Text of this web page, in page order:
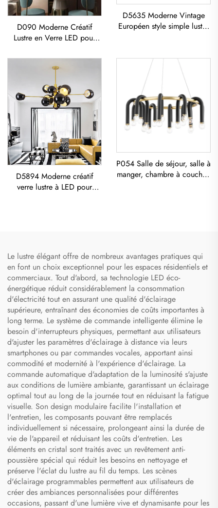
D090 Moderne Créatif
Lustre en Verre LED pour
Chambre
D5635 Moderne Vintage
Européen style simple lustre
à LED
D5894 Moderne créatif
verre lustre à LED pour
P054 Salle de séjour, salle à
manger, chambre à coucher,
Le lustre élégant offre de nombreux avantages pratiques qui
en font un choix exceptionnel pour les espaces résidentiels et
commerciaux. Tout d'abord, sa technologie LED éco-
énergétique réduit considérablement la consommation
d'électricité tout en assurant une qualité d'éclairage
supérieure, entraînant des économies de coûts importantes à
long terme. Le système de commande intelligente élimine le
besoin d'interrupteurs physiques, permettant aux utilisateurs
d'ajuster les paramètres d'éclairage à distance via leurs
smartphones ou par commandes vocales, apportant ainsi
commodité et modernité à l'expérience d'éclairage. La
commande automatique d'adaptation de la luminosité s'ajuste
aux conditions de lumière ambiante, garantissant un éclairage
optimal tout au long de la journée tout en réduisant la fatigue
visuelle. Son design modulaire facilite l'installation et
l'entretien, les composants pouvant être remplacés
individuellement si nécessaire, prolongeant ainsi la durée de
vie de l'appareil et réduisant les coûts d'entretien. Les
éléments en cristal sont traités avec un revêtement anti-
poussière spécial qui réduit les besoins en nettoyage et
préserve l'éclat du lustre au fil du temps. Les scènes
d'éclairage programmables permettent aux utilisateurs de
créer des ambiances personnalisées pour différentes
occasions, passant d'une lumière vive et dynamisante pour les